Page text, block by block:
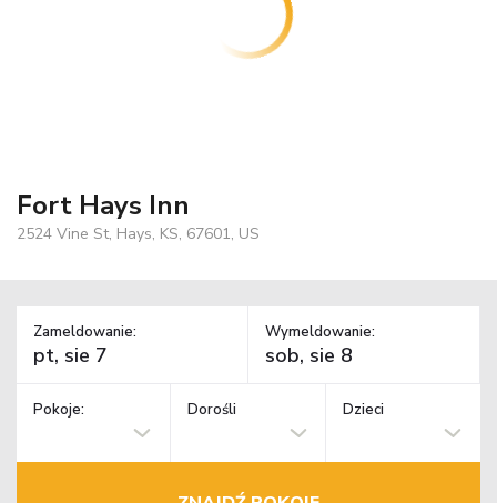
Fort Hays Inn
2524 Vine St, Hays, KS, 67601, US
Zameldowanie: Wymeldowanie:
Pokoje: Dorośli Dzieci